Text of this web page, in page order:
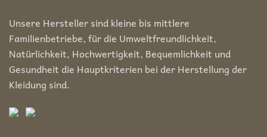
Unsere Hersteller sind kleine bis mittlere
Familienbetriebe, für die Umweltfreundlichkeit,
Natürlichkeit, Hochwertigkeit, Bequemlichkeit und
Gesundheit die Hauptkriterien bei der Herstellung der
Kleidung sind.